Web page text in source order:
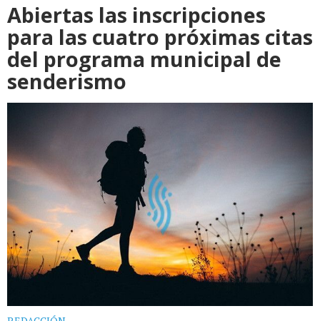
Abiertas las inscripciones
para las cuatro próximas citas
del programa municipal de
senderismo